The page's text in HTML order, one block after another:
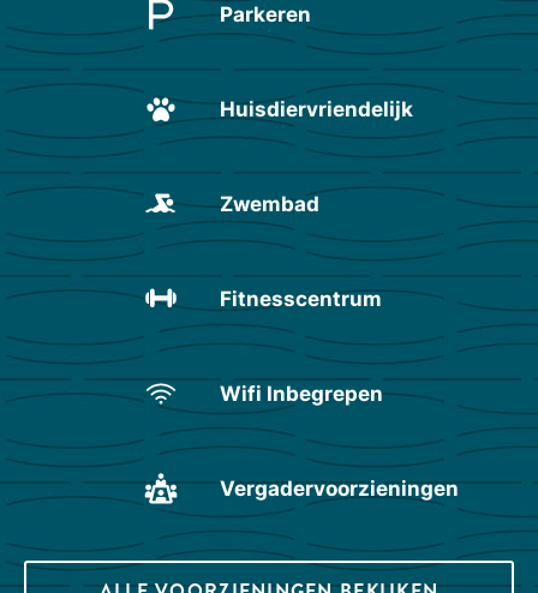
Parkeren
Huisdiervriendelijk
Zwembad
Fitnesscentrum
Wifi Inbegrepen
Vergadervoorzieningen